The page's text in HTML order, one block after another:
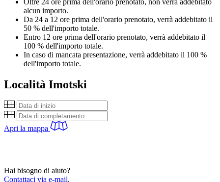
alcun importo.
Da 24 a 12 ore prima dell'orario prenotato, verrà addebitato il
50 % dell'importo totale.
Entro 12 ore prima dell'orario prenotato, verrà addebitato il
100 % dell'importo totale.
In caso di mancata presentazione, verrà addebitato il 100 %
dell'importo totale.
Località Imotski
Apri la mappa
Hai bisogno di aiuto?
Contattaci via e-mail.